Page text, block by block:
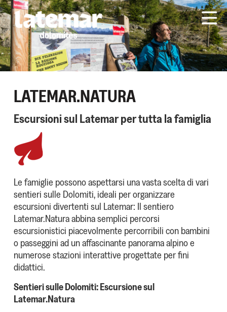
LATEMAR.NATURA
Escursioni sul Latemar per tutta la famiglia
Le famiglie possono aspettarsi una vasta scelta di vari
sentieri sulle Dolomiti, ideali per organizzare
escursioni divertenti sul Latemar: Il sentiero
Latemar.Natura abbina semplici percorsi
escursionistici piacevolmente percorribili con bambini
o passeggini ad un affascinante panorama alpino e
numerose stazioni interattive progettate per fini
didattici.
Sentieri sulle Dolomiti: Escursione sul
Latemar.Natura